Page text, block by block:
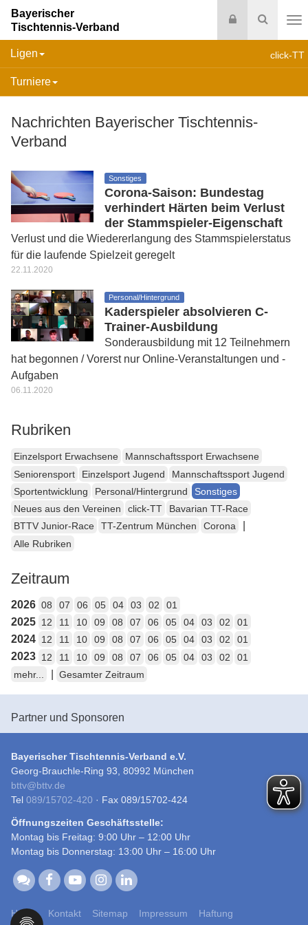
Suche
Login
Bayerischer
Tischtennis-Verband
click-TT
Ligen
Turniere
Nachrichten Bayerischer Tischtennis-
Verband
Sonstiges
Corona-Saison: Bundestag
verhindert Härten beim Verlust
der Stammspieler-Eigenschaft
Verlust und die Wiedererlangung des Stammspielerstatus
für die laufende Spielzeit geregelt
22.11.2020
Personal/Hintergrund
Kaderspieler absolvieren C-
Trainer-Ausbildung
Sonderausbildung mit 12 Teilnehmern
hat begonnen / Vorerst nur Online-Veranstaltungen und -
Aufgaben
06.11.2020
Rubriken
Einzelsport Erwachsene
Mannschaftssport Erwachsene
Seniorensport
Einzelsport Jugend
Mannschaftssport Jugend
Sportentwicklung
Personal/Hintergrund
Sonstiges
Neues aus den Vereinen
click-TT
Bavarian TT-Race
BTTV Junior-Race
TT-Zentrum München Corona
Alle Rubriken
Zeitraum
2026 08 07 06 05 04 03 02 01
2025 12 11 10 09 08 07 06 05 04 03 02 01
2024 12 11 10 09 08 07 06 05 04 03 02 01
2023 12 11 10 09 08 07 06 05 04 03 02
01
mehr...
Gesamter Zeitraum
Partner und Sponsoren
Bayerischer Tischtennis-Verband e.V.
Georg-Brauchle-Ring 93, 80992 München
bttv@bttv.de
Tel 089/15702-420 · Fax 089/15702-424
Öffnungszeiten Geschäftsstelle:
Montag bis Freitag: 9:00 Uhr – 12:00 Uhr
Montag bis Donnerstag: 13:00 Uhr – 16:00 Uhr
Home Kontakt Sitemap Impressum Haftung